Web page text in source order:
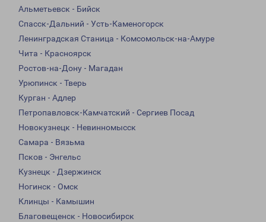
Альметьевск - Бийск
Спасск-Дальний - Усть-Каменогорск
Ленинградская Станица - Комсомольск-на-Амуре
Чита - Красноярск
Ростов-на-Дону - Магадан
Урюпинск - Тверь
Курган - Адлер
Петропавловск-Камчатский - Сергиев Посад
Новокузнецк - Невинномысск
Самара - Вязьма
Псков - Энгельс
Кузнецк - Дзержинск
Ногинск - Омск
Клинцы - Камышин
Благовещенск - Новосибирск